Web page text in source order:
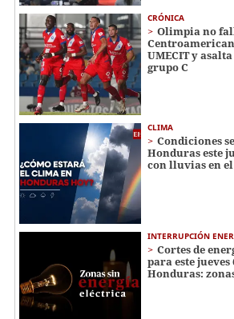
CRÓNICA
Olimpia no
UMECIT y
grupo C
CLIMA
Condiciones
Honduras este
con lluvias en
INTERRUPCIÓN
Cortes de
para este jueves
Honduras: